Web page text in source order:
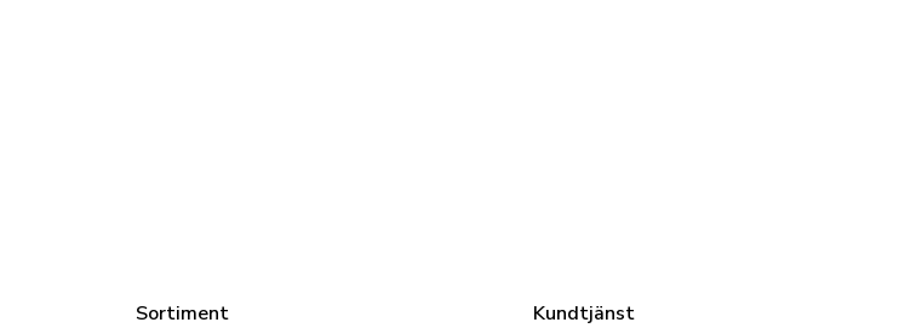
Sortiment
Kundtjänst